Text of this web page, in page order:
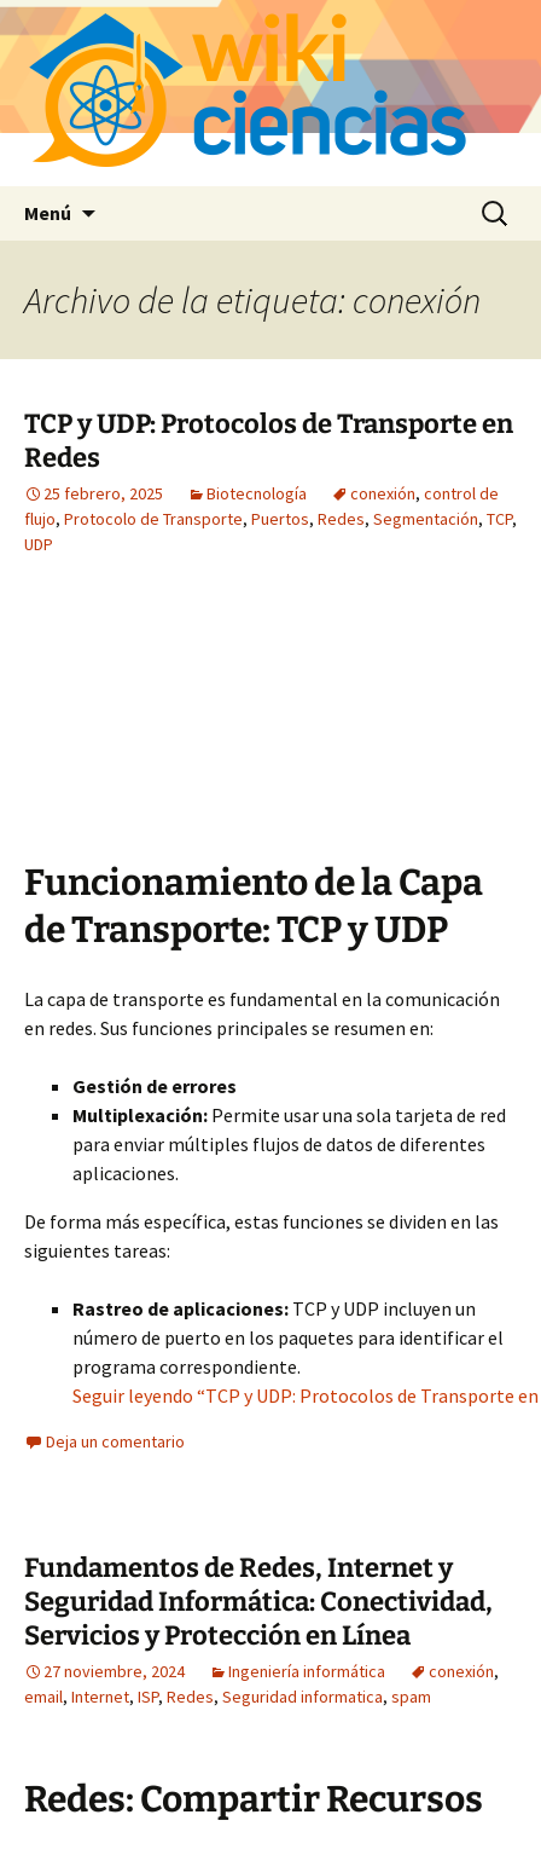
Menú Buscar:
Archivo de la etiqueta: conexión
TCP y UDP: Protocolos de Transporte en
Redes
25 febrero, 2025 Biotecnología conexión, control de
flujo, Protocolo de Transporte, Puertos, Redes, Segmentación, TCP,
UDP
Funcionamiento de la Capa
de Transporte: TCP y UDP
La capa de transporte es fundamental en la comunicación
en redes. Sus funciones principales se resumen en:
Gestión de errores
Multiplexación: Permite usar una sola tarjeta de red
para enviar múltiples flujos de datos de diferentes
aplicaciones.
De forma más específica, estas funciones se dividen en las
siguientes tareas:
Rastreo de aplicaciones: TCP y UDP incluyen un
número de puerto en los paquetes para identificar el
programa correspondiente.
Seguir leyendo “TCP y UDP: Protocolos de Transporte en
Deja un comentario
Fundamentos de Redes, Internet y
Seguridad Informática: Conectividad,
Servicios y Protección en Línea
27 noviembre, 2024 Ingeniería informática conexión,
email, Internet, ISP, Redes, Seguridad informatica, spam
Redes: Compartir Recursos